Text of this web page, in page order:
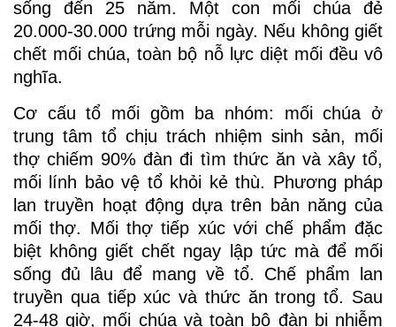
sống đến 25 năm. Một con mối chúa đẻ
20.000-30.000 trứng mỗi ngày. Nếu không giết
chết mối chúa, toàn bộ nỗ lực diệt mối đều vô
nghĩa.
Cơ cấu tổ mối gồm ba nhóm: mối chúa ở
trung tâm tổ chịu trách nhiệm sinh sản, mối
thợ chiếm 90% đàn đi tìm thức ăn và xây tổ,
mối lính bảo vệ tổ khỏi kẻ thù. Phương pháp
lan truyền hoạt động dựa trên bản năng của
mối thợ. Mối thợ tiếp xúc với chế phẩm đặc
biệt không giết chết ngay lập tức mà để mối
sống đủ lâu để mang về tổ. Chế phẩm lan
truyền qua tiếp xúc và thức ăn trong tổ. Sau
24-48 giờ, mối chúa và toàn bộ đàn bị nhiễm